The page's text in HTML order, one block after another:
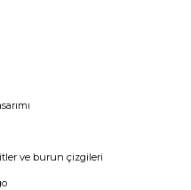
ve burun çizgileri